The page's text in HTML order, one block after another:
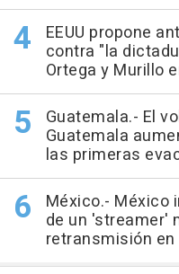
EEUU propone
contra "la
Ortega y Murillo
Guatemala.- El
Guatemala
las primeras
México.- México
de un 'streamer'
retransmisión